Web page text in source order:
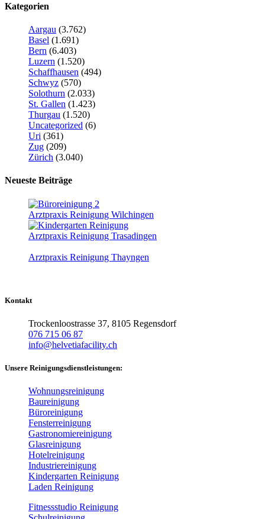
Kategorien
Aargau (3.762)
Basel (1.691)
Bern (6.403)
Luzern (1.520)
Schaffhausen (494)
Schwyz (570)
Solothurn (2.033)
St. Gallen (1.423)
Thurgau (1.520)
Uncategorized (6)
Uri (361)
Zug (209)
Zürich (3.040)
Neueste Beiträge
Arztpraxis Reinigung Wilchingen
Arztpraxis Reinigung Trasadingen
Arztpraxis Reinigung Thayngen
Kontakt
Trockenloostrasse 37, 8105 Regensdorf
076 715 06 87
info@helvetiafacility.ch
Unsere Reinigungsdienstleistungen:
Wohnungsreinigung
Baureinigung
Büroreinigung
Fensterreinigung
Gastronomiereinigung
Glasreinigung
Hotelreinigung
Industriereinigung
Kindergarten Reinigung
Laden Reinigung
Fitnessstudio Reinigung